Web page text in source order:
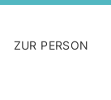
ZUR PERSON